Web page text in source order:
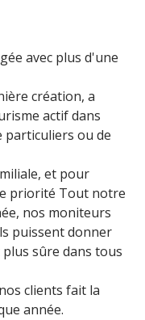
avec plus d'une
création, a
actif dans
particuliers ou de
et pour
priorité Tout notre
nos moniteurs
puissent donner
sûre dans tous
clients fait la
année.